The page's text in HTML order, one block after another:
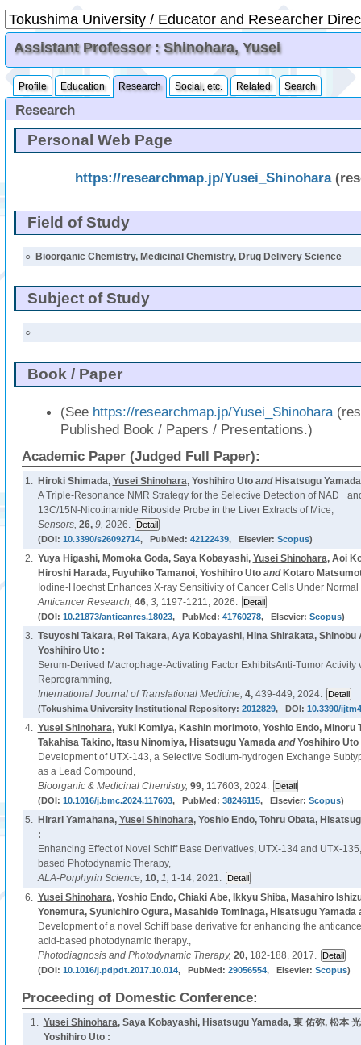
Assistant Professor : Shinohara, Yusei
Profile Education Research Social, etc. Related Search
Research
Personal Web Page
https://researchmap.jp/Yusei_Shinohara
Field of Study
○ Bioorganic Chemistry, Medicinal Chemistry, Drug Delivery Science
Subject of Study
○
Book / Paper
(See https://researchmap.jp/Yusei_Shinohara
Published Book / Papers / Presentations.)
Academic Paper (Judged Full Paper):
1. Hiroki Shimada, Yusei Shinohara, Yoshihiro Utoand Hisatsugu
A Triple-Resonance NMR Strategy for the Selective Detection of NAD+
13C/15N-Nicotinamide Riboside Probe in the Liver Extracts of Mice,
Sensors, 26, 9, 2026.
(DOI: 10.3390/s26092714, PubMed: 42122439, Elsevier: Scopus)
2. Yuya Higashi, Momoka Goda, Saya Kobayashi, Yusei Shinohara, Aoi
Hiroshi Harada, Fuyuhiko Tamanoi, Yoshihiro Utoand Kotaro
Iodine-Hoechst Enhances X-ray Sensitivity of Cancer Cells Under
Anticancer Research, 46, 3, 1197-1211, 2026.
(DOI: 10.21873/anticanres.18023, PubMed: 41760278, Elsevier: Scopus)
3. Tsuyoshi Takara, Rei Takara, Aya Kobayashi, Hina Shirakata, Shinobu
Yoshihiro Uto :
Serum-Derived Macrophage-Activating Factor ExhibitsAnti-Tumor Activity
Reprogramming,
International Journal of Translational Medicine, 4, 439-449, 2024.
(Tokushima University Institutional Repository: 2012829, DOI: 10.3390/
4. Yusei Shinohara, Yuki Komiya, Kashin morimoto, Yoshio Endo, Minoru
Takahisa Takino, Itasu Ninomiya, Hisatsugu YamadaandYoshihiro Uto
Development of UTX-143, a Selective Sodium-hydrogen Exchange
as a Lead Compound,
Bioorganic & Medicinal Chemistry, 99, 117603, 2024.
(DOI: 10.1016/j.bmc.2024.117603, PubMed: 38246115, Elsevier: Scopus)
5. Hirari Yamahana, Yusei Shinohara, Yoshio Endo, Tohru Obata,
:
Enhancing Effect of Novel Schiff Base Derivatives, UTX-134 and UTX-
based Photodynamic Therapy,
ALA-Porphyrin Science, 10, 1, 1-14, 2021.
6. Yusei Shinohara, Yoshio Endo, Chiaki Abe, Ikkyu Shiba, Masahiro
Yonemura, Syunichiro Ogura, Masahide Tominaga, Hisatsugu Yamada
Development of a novel Schiff base derivative for enhancing the
acid-based photodynamic therapy.,
Photodiagnosis and Photodynamic Therapy, 20, 182-188, 2017.
(DOI: 10.1016/j.pdpdt.2017.10.014, PubMed: 29056554, Elsevier: Scopus)
Proceeding of Domestic Conference:
1. Yusei Shinohara, Saya Kobayashi, Hisatsugu Yamada, 東 佑弥, 松本
Yoshihiro Uto :